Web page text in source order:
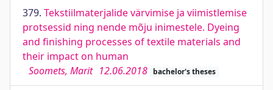
379. Tekstiilmaterjalide värvimise ja viimistlemise
protsessid ning nende mõju inimestele. Dyeing
and finishing processes of textile materials and
their impact on human
Soomets, Marit 12.06.2018 bachelor's theses